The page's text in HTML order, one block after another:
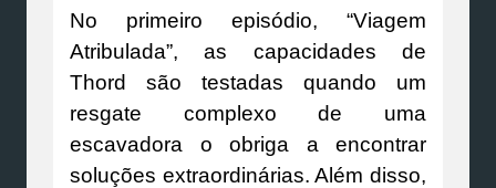
No primeiro episódio, “Viagem
Atribulada”, as capacidades de
Thord são testadas quando um
resgate complexo de uma
escavadora o obriga a encontrar
soluções extraordinárias. Além disso,